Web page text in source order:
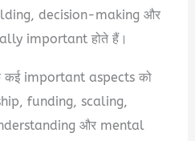
decision-making और
important होते हैं।
important aspects को
funding, scaling,
और mental